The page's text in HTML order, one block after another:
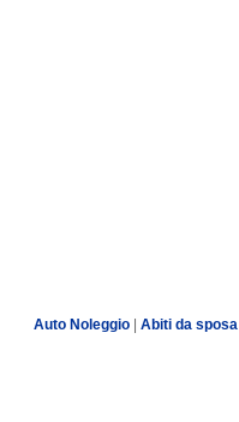
Auto Noleggio Abiti da sposa